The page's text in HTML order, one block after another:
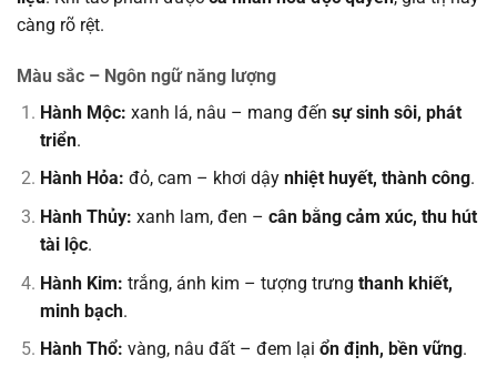
càng rõ rệt.
Màu sắc – Ngôn ngữ năng lượng
Hành Mộc: xanh lá, nâu – mang đến sự sinh sôi, phát
triển.
Hành Hỏa: đỏ, cam – khơi dậy nhiệt huyết, thành công.
Hành Thủy: xanh lam, đen – cân bằng cảm xúc, thu hút
tài lộc.
Hành Kim: trắng, ánh kim – tượng trưng thanh khiết,
minh bạch.
Hành Thổ: vàng, nâu đất – đem lại ổn định, bền vững.